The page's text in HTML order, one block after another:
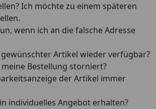
Ich möchte zu einem späteren
wenn ich an die falsche Adresse
Artikel wieder verfügbar?
Bestellung storniert?
der Artikel immer
individuelles Angebot erhalten?